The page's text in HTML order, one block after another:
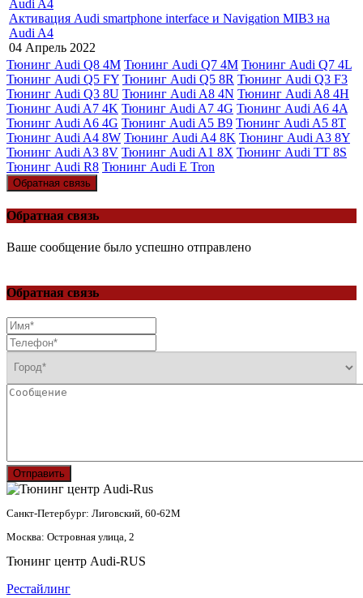
Активация Audi smartphone interface и Navigation MIB3 на
Audi A4
04 Апрель 2022
Тюнинг Audi Q8 4M Тюнинг Audi Q7 4M Тюнинг Audi Q7 4L
Тюнинг Audi Q5 FY Тюнинг Audi Q5 8R Тюнинг Audi Q3 F3
Тюнинг Audi Q3 8U Тюнинг Audi A8 4N Тюнинг Audi A8 4H
Тюнинг Audi A7 4K Тюнинг Audi A7 4G Тюнинг Audi A6 4A
Тюнинг Audi A6 4G Тюнинг Audi A5 B9 Тюнинг Audi A5 8T
Тюнинг Audi A4 8W Тюнинг Audi A4 8K Тюнинг Audi A3 8Y
Тюнинг Audi A3 8V Тюнинг Audi A1 8X Тюнинг Audi TT 8S
Тюнинг Audi R8 Тюнинг Audi E Tron
Обратная связь
Обратная связь
Ваше сообщение было успешно отправлено
Обратная связь
Отправить
Санкт-Петербург: Лиговский, 60-62М
Москва: Островная улица, 2
Тюнинг центр Audi-RUS
Рестайлинг